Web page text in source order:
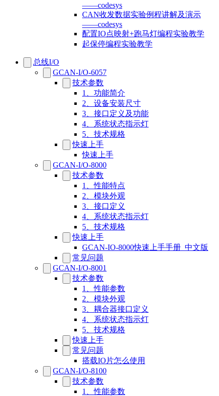
——codesys
CAN收发数据实验例程讲解及演示
——codesys
配置IO点映射+跑马灯编程实验教学
起保停编程实验教学
总线I/O
GCAN-I/O-6057
技术参数
1、功能简介
2、设备安装尺寸
3、接口定义及功能
4、系统状态指示灯
5、技术规格
快速上手
快速上手
GCAN-I/O-8000
技术参数
1、性能特点
2、模块外观
3、接口定义
4、系统状态指示灯
5、技术规格
快速上手
GCAN-IO-8000快速上手手册_中文版
常见问题
GCAN-I/O-8001
技术参数
1、性能参数
2、模块外观
3、耦合器接口定义
4、系统状态指示灯
5、技术规格
快速上手
常见问题
搭载IO片怎么使用
GCAN-I/O-8100
技术参数
1、性能参数